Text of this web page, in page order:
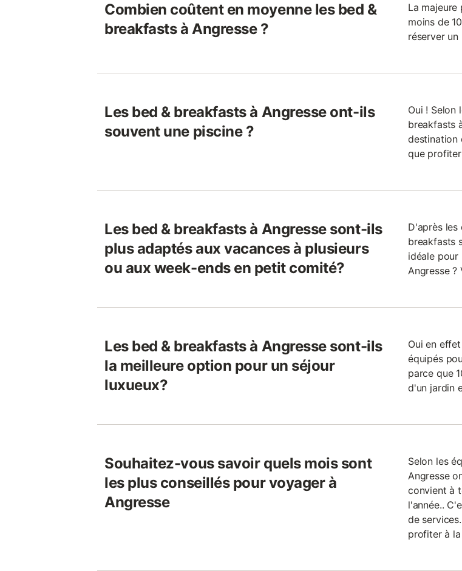
Combien coûtent en moyenne les bed &
breakfasts à Angresse ?
La majeure
moins de
réserver
Les bed & breakfasts à Angresse ont-ils
souvent une piscine ?
Oui ! Selon
breakfasts
destination
que
Les bed & breakfasts à Angresse sont-ils
plus adaptés aux vacances à plusieurs
ou aux week-ends en petit comité?
D'après les
breakfasts
idéale pour
Angresse ?
Les bed & breakfasts à Angresse sont-ils
la meilleure option pour un séjour
luxueux?
Oui en
équipés
parce que
d'un jardin
Souhaitez-vous savoir quels mois sont
les plus conseillés pour voyager à
Angresse
Selon les
Angresse
convient à
l'année..
de
profiter à